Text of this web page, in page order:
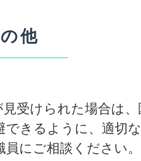
他
受けられた場合は
きるように、適切
にご相談ください